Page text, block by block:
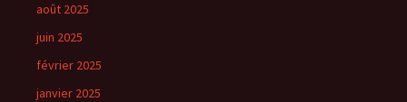
août 2025
juin 2025
février 2025
janvier 2025